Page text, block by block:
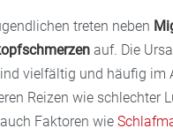
treten neben
auf. Die
vielfältig und häufig im
Reizen wie schlechter
Faktoren wie